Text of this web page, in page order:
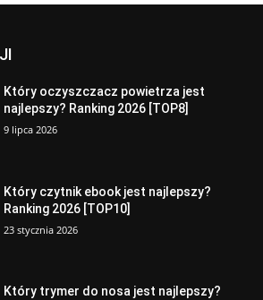
Który oczyszczacz powietrza jest
najlepszy? Ranking 2026 [TOP8]
9 lipca 2026
Który czytnik ebook jest najlepszy?
Ranking 2026 [TOP10]
23 stycznia 2026
Który trymer do nosa jest najlepszy?